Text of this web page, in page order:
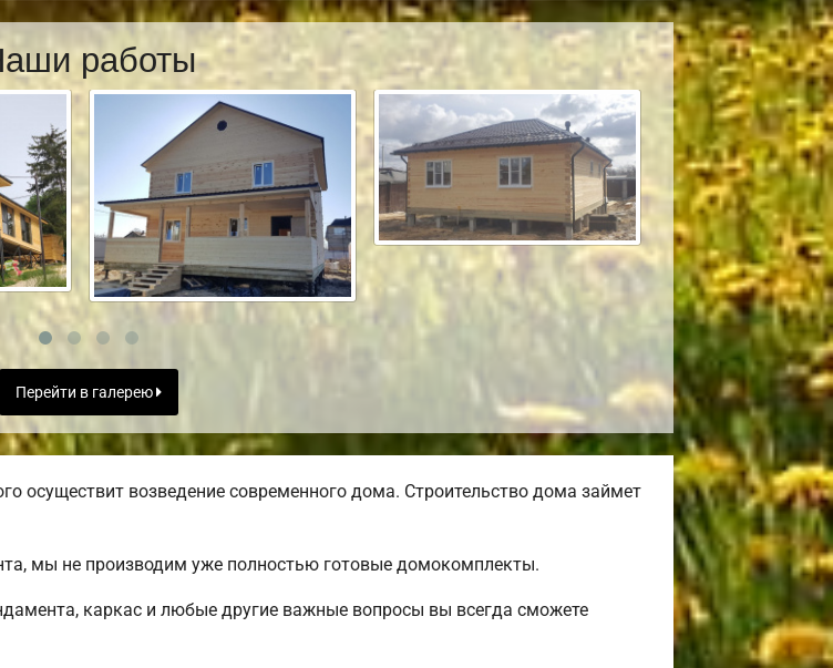
работы
Перейти в галерею
осуществит возведение современного дома. Строительство дома займет
мы не производим уже полностью готовые домокомплекты.
каркас и любые другие важные вопросы вы всегда сможете